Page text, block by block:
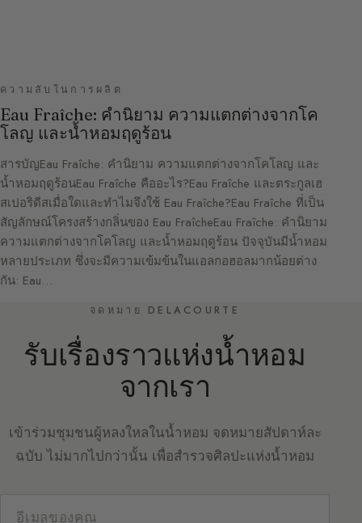
ความลับในการผลิต
Eau Fraîche: คำนิยาม ความแตกต่างจากโค
โลญ และน้ำหอมฤดูร้อน
สารบัญEau Fraîche: คำนิยาม ความแตกต่างจากโคโลญ และ
น้ำหอมฤดูร้อนEau Fraîche คืออะไร?Eau Fraîche และตระกูลเฮ
สเปอริดีสเมื่อใดและทำไมจึงใช้ Eau Fraîche?Eau Fraîche ที่เป็น
สัญลักษณ์โครงสร้างกลิ่นของ Eau FraîcheEau Fraîche: คำนิยาม
ความแตกต่างจากโคโลญ และน้ำหอมฤดูร้อน ปัจจุบันมีน้ำหอม
หลายประเภท ซึ่งจะมีความเข้มข้นในแอลกอฮอลมากน้อยต่าง
กัน: Eau…
จดหมาย DELACOURTE
รับเรื่องราวแห่งน้ำหอม
จากเรา
เข้าร่วมชุมชนผู้หลงใหลในน้ำหอม จดหมายสัปดาห์ละ
ฉบับ ไม่มากไปกว่านั้น เพื่อสำรวจศิลปะแห่งน้ำหอม